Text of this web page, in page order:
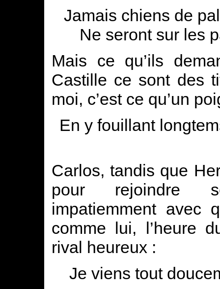
Jamais chiens de
Ne seront sur les
Mais ce qu’ils
Castille ce sont des
moi, c’est ce qu’un
En y fouillant
Carlos, tandis que
pour rejoindre
impatiemment avec
comme lui, l’heure
rival heureux :
Je viens tout